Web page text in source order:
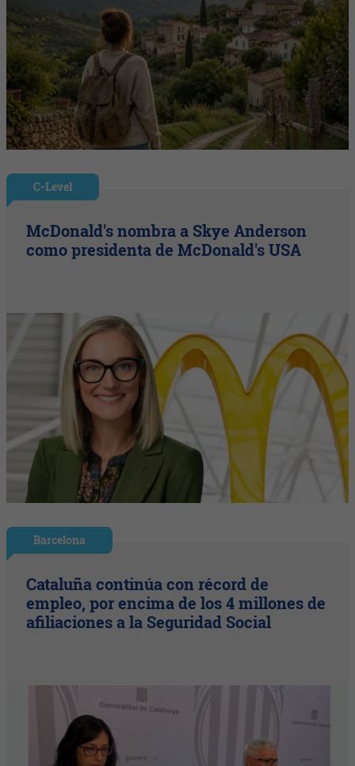
C-Level
McDonald's nombra a Skye Anderson
como presidenta de McDonald's USA
Barcelona
Cataluña continúa con récord de
empleo, por encima de los 4 millones de
afiliaciones a la Seguridad Social